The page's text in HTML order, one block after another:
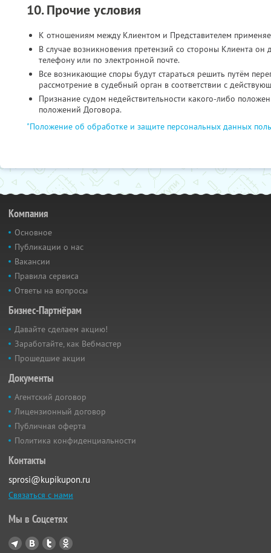
10. Прочие условия
К отношениям между Клиентом и Представителем
В случае возникновения претензий со стороны Клиента
телефону или по электронной почте.
Все возникающие споры будут стараться решить путём
рассмотрение в судебный орган в соответствии с
Признание судом недействительности какого-либо
положений Договора.
"Положение об обработке и защите персональных данных
Компания
Основное
Публикации о нас
Вакансии
Правила сервиса
Ответы на вопросы
Бизнес-Партнёрам
Давайте сделаем акцию!
Заработайте, как Вебмастер
Прошедшие акции
Документы
Агентский договор
Лицензионный договор
Публичная оферта
Политика конфиденциальности
Контакты
sprosi@kupikupon.ru
Связаться с нами
Мы в Соцсетях